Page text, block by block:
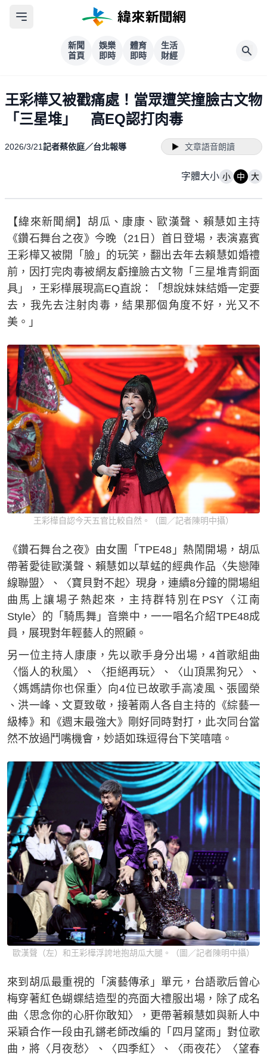
新聞
首頁
娛樂
即時
體育
即時
生活
財經
王彩樺又被戳痛處！當眾遭笑撞臉古文物
「三星堆」 高EQ認打肉毒
2026/3/21記者蔡依庭／台北報導 文章語音朗讀
字體大小 小 中 大
【緯來新聞網】胡瓜、康康、歐漢聲、賴慧如主持
《鑽石舞台之夜》今晚（21日）首日登場，表演嘉賓
王彩樺又被開「臉」的玩笑，翻出去年去賴慧如婚禮
前，因打完肉毒被網友虧撞臉古文物「三星堆青銅面
具」，王彩樺展現高EQ直說：「想說妹妹結婚一定要
去，我先去注射肉毒，結果那個角度不好，光又不
美。」
王彩樺自認今天五官比較自然。（圖／記者陳明中攝）
《鑽石舞台之夜》由女團「TPE48」熱鬧開場，胡瓜
帶著愛徒歐漢聲、賴慧如以草蜢的經典作品〈失戀陣
線聯盟〉、〈寶貝對不起〉現身，連續8分鐘的開場組
曲馬上讓場子熱起來，主持群特別在PSY〈江南
Style〉的「騎馬舞」音樂中，一一唱名介紹TPE48成
員，展現對年輕藝人的照顧。
另一位主持人康康，先以歌手身分出場，4首歌組曲
〈惱人的秋風〉、〈拒絕再玩〉、〈山頂黑狗兄〉、
〈媽媽請你也保重〉向4位已故歌手高凌風、張國榮
、洪一峰、文夏致敬，接著兩人各自主持的《綜藝一
級棒》和《週末最強大》剛好同時對打，此次同台當
然不放過鬥嘴機會，妙語如珠逗得台下笑嘻嘻。
歐漢聲（左）和王彩樺浮誇地抱胡瓜大腿。（圖／記者陳明中攝）
來到胡瓜最重視的「演藝傳承」單元，台語歌后曾心
梅穿著紅色蝴蝶結造型的亮面大禮服出場，除了成名
曲〈思念你的心肝你敢知〉，更帶著賴慧如與新人中
采穎合作一段由孔鏘老師改編的「四月望雨」對位歌
曲，將〈月夜愁〉、〈四季紅〉、〈雨夜花〉〈望春